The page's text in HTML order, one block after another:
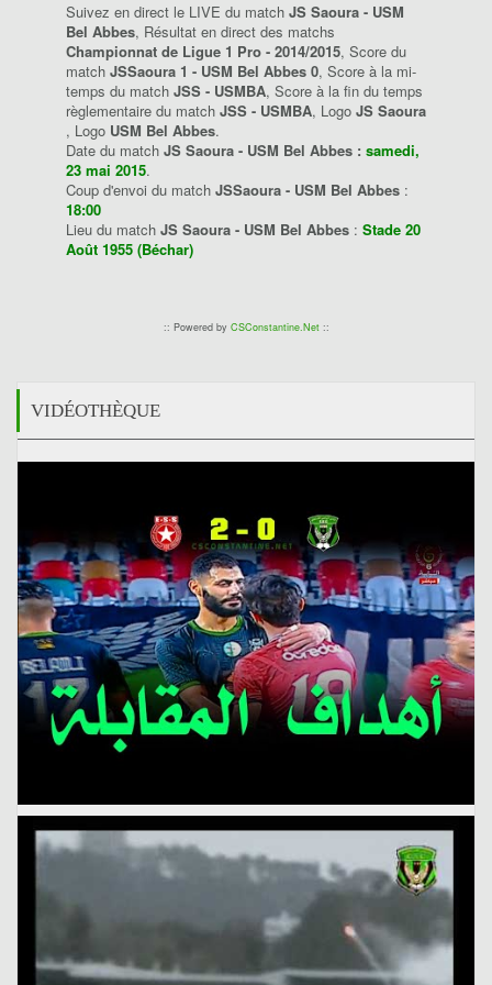
Suivez en direct le LIVE du match JS Saoura - USM
Bel Abbes, Résultat en direct des matchs
Championnat de Ligue 1 Pro - 2014/2015, Score du
match JSSaoura 1 - USM Bel Abbes 0, Score à la mi-
temps du match JSS - USMBA, Score à la fin du temps
règlementaire du match JSS - USMBA, Logo JS Saoura
, Logo USM Bel Abbes.
Date du match JS Saoura - USM Bel Abbes : samedi,
23 mai 2015.
Coup d'envoi du match JSSaoura - USM Bel Abbes :
18:00
Lieu du match JS Saoura - USM Bel Abbes : Stade 20
Août 1955 (Béchar)
:: Powered by CSConstantine.Net::
VIDÉOTHÈQUE